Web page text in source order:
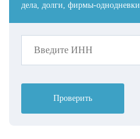
дела, долги, фирмы-однодневки
Проверить